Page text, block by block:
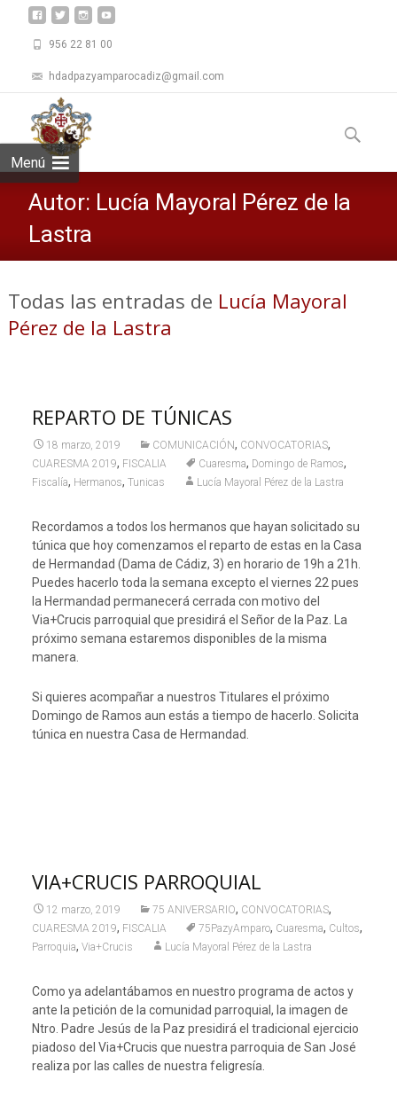
956 22 81 00
hdadpazyamparocadiz@gmail.com
Menú
alBuscar:
Autor: Lucía Mayoral Pérez de la
Lastra
Todas las entradas de Lucía Mayoral
Pérez de la Lastra
REPARTO DE TÚNICAS
18 marzo, 2019 COMUNICACIÓN, CONVOCATORIAS,
CUARESMA 2019, FISCALIA Cuaresma, Domingo de Ramos,
Fiscalía, Hermanos, Tunicas Lucía Mayoral Pérez de la Lastra
Recordamos a todos los hermanos que hayan solicitado su
túnica que hoy comenzamos el reparto de estas en la Casa
de Hermandad (Dama de Cádiz, 3) en horario de 19h a 21h.
Puedes hacerlo toda la semana excepto el viernes 22 pues
la Hermandad permanecerá cerrada con motivo del
Via+Crucis parroquial que presidirá el Señor de la Paz. La
próximo semana estaremos disponibles de la misma
manera.
Si quieres acompañar a nuestros Titulares el próximo
Domingo de Ramos aun estás a tiempo de hacerlo. Solicita
túnica en nuestra Casa de Hermandad.
VIA+CRUCIS PARROQUIAL
12 marzo, 2019 75 ANIVERSARIO, CONVOCATORIAS,
CUARESMA 2019, FISCALIA 75PazyAmparo, Cuaresma, Cultos,
Parroquia, Via+Crucis Lucía Mayoral Pérez de la Lastra
Como ya adelantábamos en nuestro programa de actos y
ante la petición de la comunidad parroquial, la imagen de
Ntro. Padre Jesús de la Paz presidirá el tradicional ejercicio
piadoso del Via+Crucis que nuestra parroquia de San José
realiza por las calles de nuestra feligresía.